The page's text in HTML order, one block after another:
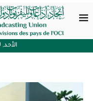
الأحد, 9 أغسطس , 2026